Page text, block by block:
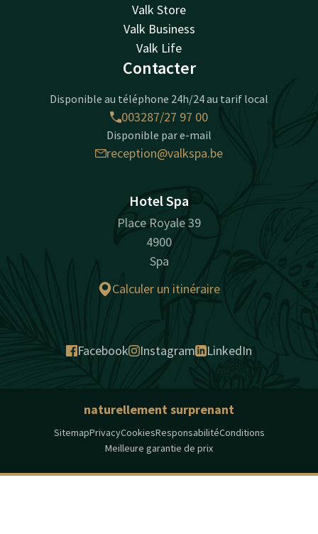
Valk Store
Valk Business
Valk Life
Contacter
Disponible au téléphone 24h/24 au tarif local
003287/27 97 00
Disponible par e-mail
reception@valkspa.be
Hotel Spa
Place Royale 39
4900
Spa
Calculer un itinéraire
Facebook Instagram LinkedIn
naturellement surprenant
SitemapPrivacyCookiesResponsabilitéConditions
Meilleure garantie de prix